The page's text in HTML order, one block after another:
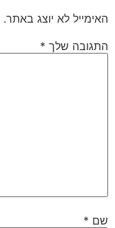
האימייל לא יוצג באתר.
התגובה שלך *
שם *